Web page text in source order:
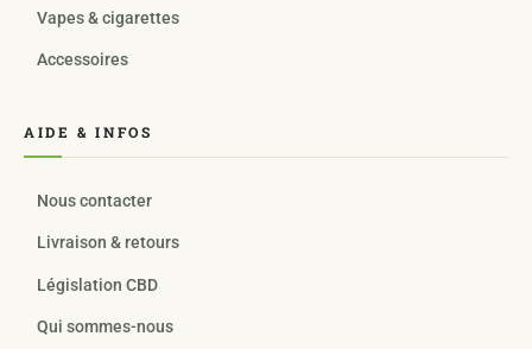
Vapes & cigarettes
Accessoires
AIDE & INFOS
Nous contacter
Livraison & retours
Législation CBD
Qui sommes-nous